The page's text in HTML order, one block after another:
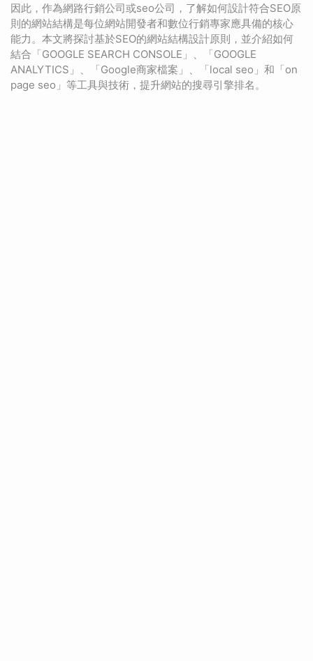
因此，作為網路行銷公司或seo公司，了解如何設計符合SEO原
則的網站結構是每位網站開發者和數位行銷專家應具備的核心
能力。本文將探討基於SEO的網站結構設計原則，並介紹如何
結合「GOOGLE SEARCH CONSOLE」、「GOOGLE
ANALYTICS」、「Google商家檔案」、「local seo」和「on
page seo」等工具與技術，提升網站的搜尋引擎排名。